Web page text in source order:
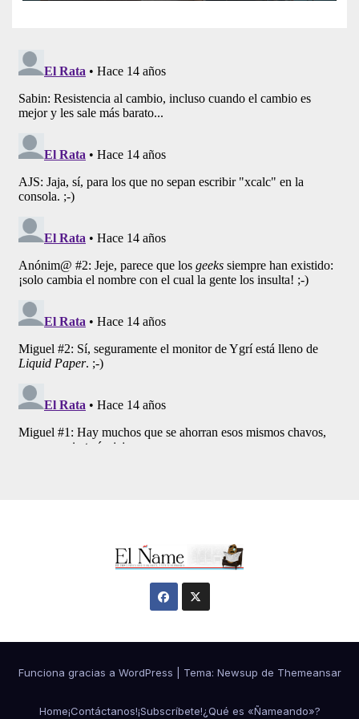
Funciona gracias a WordPress Tema: Newsup de Themeansar
Home¡Contáctanos!¡Subscríbete!¿Qué es «Ñameando»?